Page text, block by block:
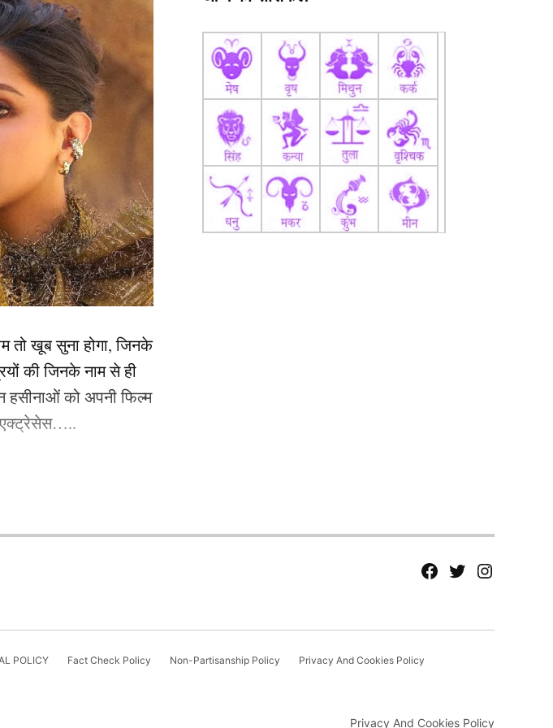
शेयर कर रहे हैं. कुछ
रहा है. अब ऐसे में सवाल
है. माना जा रहा है
तक कोई अधिकारिक
कैसे गायब हुआ.
खूब सुना होगा, जिनके
की जिनके नाम से ही
हसीनाओं को अपनी फिल्म
एक्ट्रेसेस…..
fb Tw tw
POLICY Fact Check Policy Non-Partisanship Policy Privacy And Cookies Policy
Privacy And Cookies Policy